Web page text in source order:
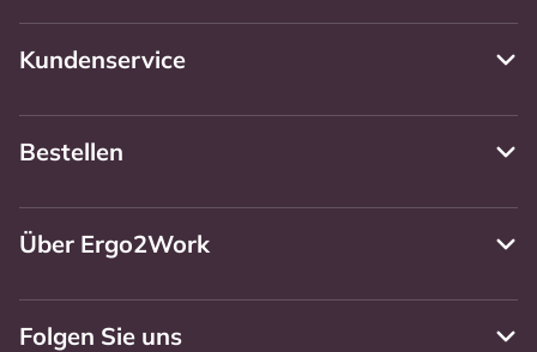
Kundenservice
Bestellen
Über Ergo2Work
Folgen Sie uns